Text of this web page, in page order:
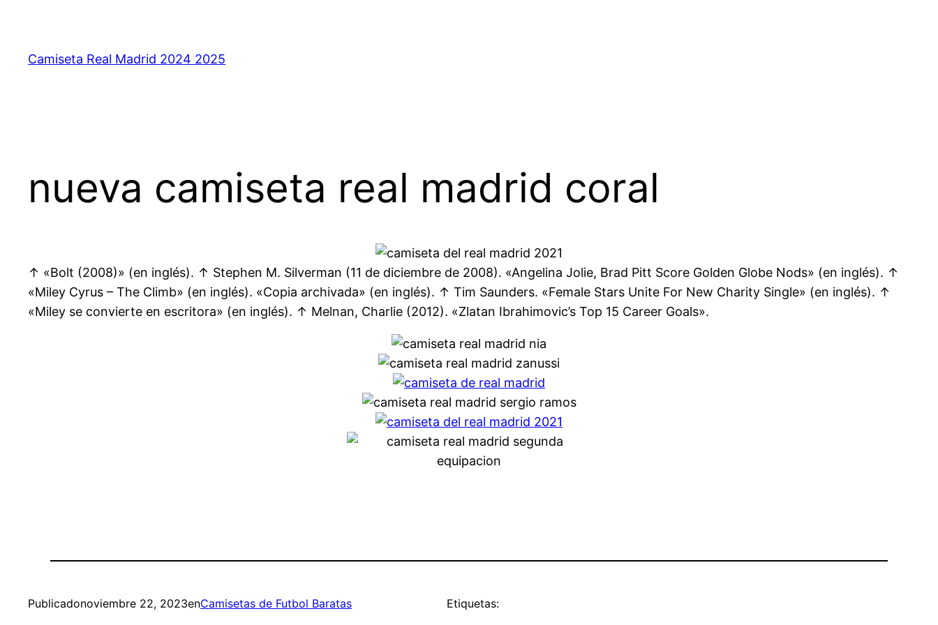
contenido
Camiseta Real Madrid 2024 2025
nueva camiseta real madrid coral
↑ «Bolt (2008)» (en inglés). ↑ Stephen M. Silverman (11 de diciembre de 2008). «Angelina Jolie, Brad Pitt Score Golden Globe Nods» (en inglés). ↑
«Miley Cyrus – The Climb» (en inglés). «Copia archivada» (en inglés). ↑ Tim Saunders. «Female Stars Unite For New Charity Single» (en inglés). ↑
«Miley se convierte en escritora» (en inglés). ↑ Melnan, Charlie (2012). «Zlatan Ibrahimovic’s Top 15 Career Goals».
Publicadonoviembre 22, 2023enCamisetas de Futbol Baratas Etiquetas: